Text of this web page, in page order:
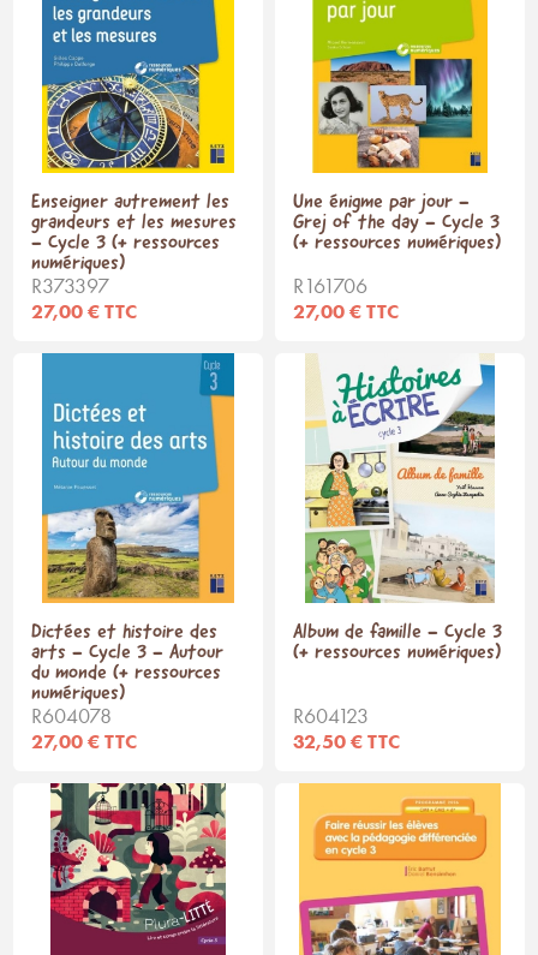
Enseigner autrement les
grandeurs et les mesures
- Cycle 3 (+ ressources
numériques)
R373397
27,00 € TTC
Une énigme par jour -
Grej of the day - Cycle 3
(+ ressources numériques)
R161706
27,00 € TTC
Dictées et histoire des
arts - Cycle 3 - Autour
du monde (+ ressources
numériques)
R604078
27,00 € TTC
Album de famille - Cycle 3
(+ ressources numériques)
R604123
32,50 € TTC